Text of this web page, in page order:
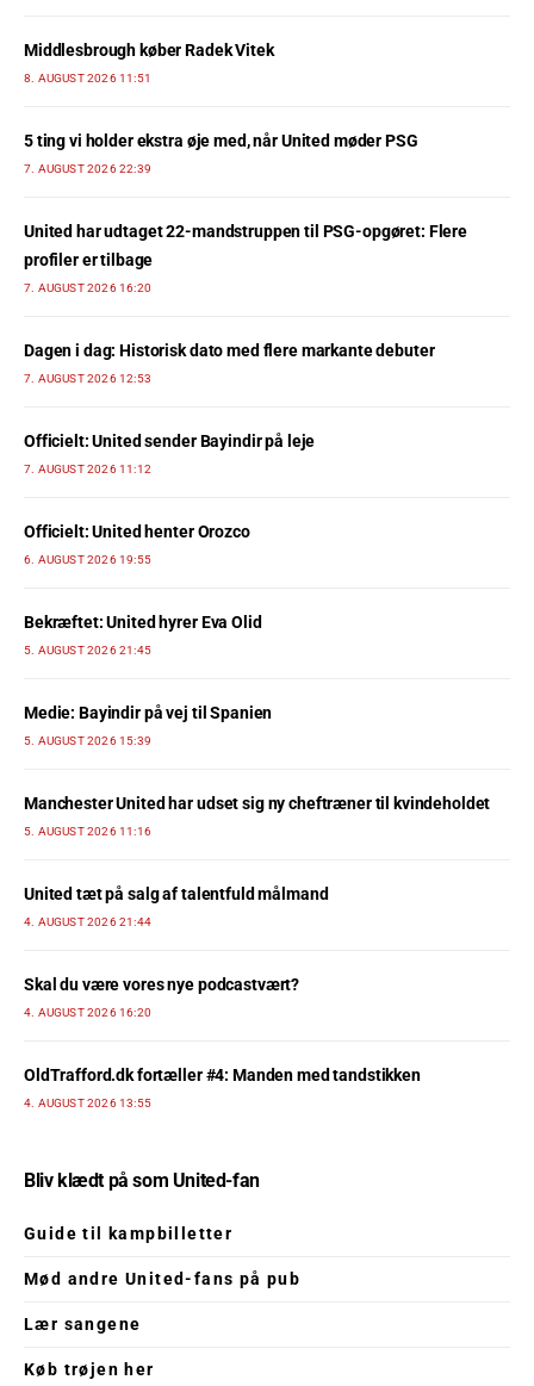
Middlesbrough køber Radek Vitek
8. AUGUST 2026 11:51
5 ting vi holder ekstra øje med, når United møder PSG
7. AUGUST 2026 22:39
United har udtaget 22-mandstruppen til PSG-opgøret: Flere
profiler er tilbage
7. AUGUST 2026 16:20
Dagen i dag: Historisk dato med flere markante debuter
7. AUGUST 2026 12:53
Officielt: United sender Bayindir på leje
7. AUGUST 2026 11:12
Officielt: United henter Orozco
6. AUGUST 2026 19:55
Bekræftet: United hyrer Eva Olid
5. AUGUST 2026 21:45
Medie: Bayindir på vej til Spanien
5. AUGUST 2026 15:39
Manchester United har udset sig ny cheftræner til kvindeholdet
5. AUGUST 2026 11:16
United tæt på salg af talentfuld målmand
4. AUGUST 2026 21:44
Skal du være vores nye podcastvært?
4. AUGUST 2026 16:20
OldTrafford.dk fortæller #4: Manden med tandstikken
4. AUGUST 2026 13:55
Bliv klædt på som United-fan
Guide til kampbilletter
Mød andre United-fans på pub
Lær sangene
Køb trøjen her